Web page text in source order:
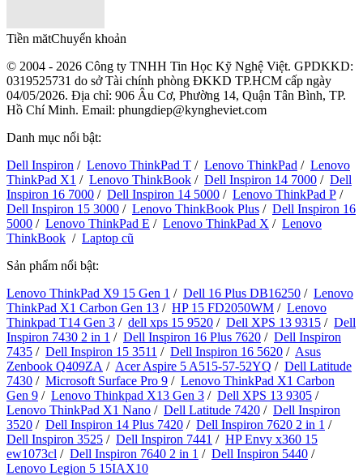
Tiền mătChuyển khoản
© 2004 - 2026 Công ty TNHH Tin Học Kỹ Nghệ Việt. GPDKKD:
0319525731 do sở Tài chính phòng ĐKKD TP.HCM cấp ngày
04/05/2026. Địa chỉ: 906 Âu Cơ, Phường 14, Quận Tân Bình, TP.
Hồ Chí Minh. Email: phungdiep@kyngheviet.com
Danh mục nổi bật:
Dell Inspiron / Lenovo ThinkPad T / Lenovo ThinkPad / Lenovo
ThinkPad X1 / Lenovo ThinkBook / Dell Inspiron 14 7000 / Dell
Inspiron 16 7000 / Dell Inspiron 14 5000 / Lenovo ThinkPad P /
Dell Inspiron 15 3000 / Lenovo ThinkBook Plus / Dell Inspiron 16
5000 / Lenovo ThinkPad E / Lenovo ThinkPad X / Lenovo
ThinkBook / Laptop cũ
Sản phẩm nổi bật:
Lenovo ThinkPad X9 15 Gen 1 / Dell 16 Plus DB16250 / Lenovo
ThinkPad X1 Carbon Gen 13 / HP 15 FD2050WM / Lenovo
Thinkpad T14 Gen 3 / dell xps 15 9520 / Dell XPS 13 9315 / Dell
Inspiron 7430 2 in 1 / Dell Inspiron 16 Plus 7620 / Dell Inspiron
7435 / Dell Inspiron 15 3511 / Dell Inspiron 16 5620 / Asus
Zenbook Q409ZA / Acer Aspire 5 A515-57-52YQ / Dell Latitude
7430 / Microsoft Surface Pro 9 / Lenovo ThinkPad X1 Carbon
Gen 9 / Lenovo Thinkpad X13 Gen 3 / Dell XPS 13 9305 /
Lenovo ThinkPad X1 Nano / Dell Latitude 7420 / Dell Inspiron
3520 / Dell Inspiron 14 Plus 7420 / Dell Inspiron 7620 2 in 1 /
Dell Inspiron 3525 / Dell Inspiron 7441 / HP Envy x360 15
ew1073cl / Dell Inspiron 7640 2 in 1 / Dell Inspiron 5440 /
Lenovo Legion 5 15IAX10